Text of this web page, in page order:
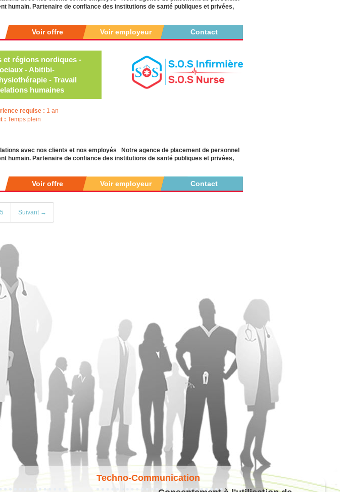
humain. Partenaire de confiance des institutions de santé publiques et privées,
Voir offre Voir employeur Contact
et régions nordiques -
- Abitibi-
- Travail
humaines
requise : 1 an
: Temps plein
avec nos clients et nos employés Notre agence de placement de personnel
humain. Partenaire de confiance des institutions de santé publiques et privées,
Voir offre Voir employeur Contact
5 Suivant →
Techno-Communication